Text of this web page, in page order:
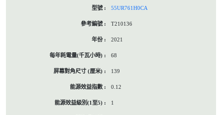
55UR761H0CA
T210136
2021
68
139
0.12
1